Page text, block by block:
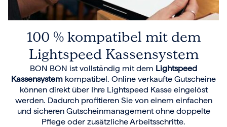
100 % kompatibel mit dem
Lightspeed Kassensystem
BON BON ist vollständig mit dem Lightspeed
Kassensystem kompatibel. Online verkaufte Gutscheine
können direkt über Ihre Lightspeed Kasse eingelöst
werden. Dadurch profitieren Sie von einem einfachen
und sicheren Gutscheinmanagement ohne doppelte
Pflege oder zusätzliche Arbeitsschritte.